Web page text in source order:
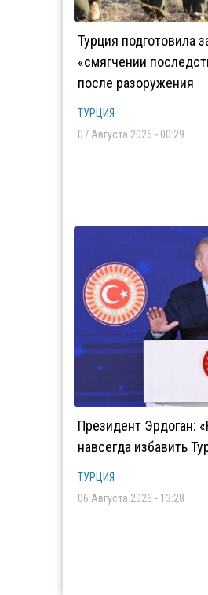
Турция подготовила
«смягчении
после разоружения
ТУРЦИЯ
07 Августа 2026 - 00:29
Президент Эрдоган:
навсегда избавить
ТУРЦИЯ
06 Августа 2026 - 13:28